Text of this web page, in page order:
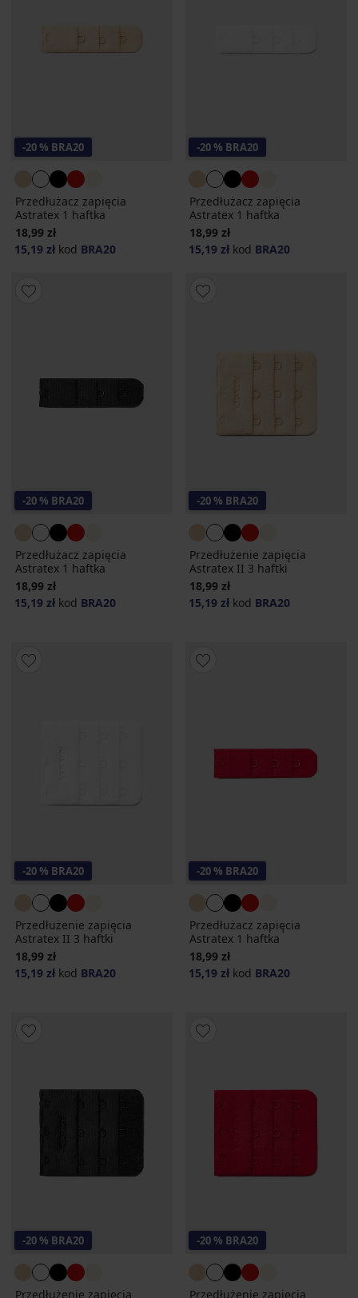
-20 % BRA20
Przedłużacz zapięcia
Astratex 1 haftka
18,99 zł
15,19 zł kod BRA20
-20 % BRA20
Przedłużacz zapięcia
Astratex 1 haftka
18,99 zł
15,19 zł kod BRA20
-20 % BRA20
Przedłużacz zapięcia
Astratex 1 haftka
18,99 zł
15,19 zł kod BRA20
-20 % BRA20
Przedłużenie zapięcia
Astratex II 3 haftki
18,99 zł
15,19 zł kod BRA20
-20 % BRA20
Przedłużenie zapięcia
Astratex II 3 haftki
18,99 zł
15,19 zł kod BRA20
-20 % BRA20
Przedłużacz zapięcia
Astratex 1 haftka
18,99 zł
15,19 zł kod BRA20
-20 % BRA20
Przedłużenie zapięcia
-20 % BRA20
Przedłużenie zapięcia